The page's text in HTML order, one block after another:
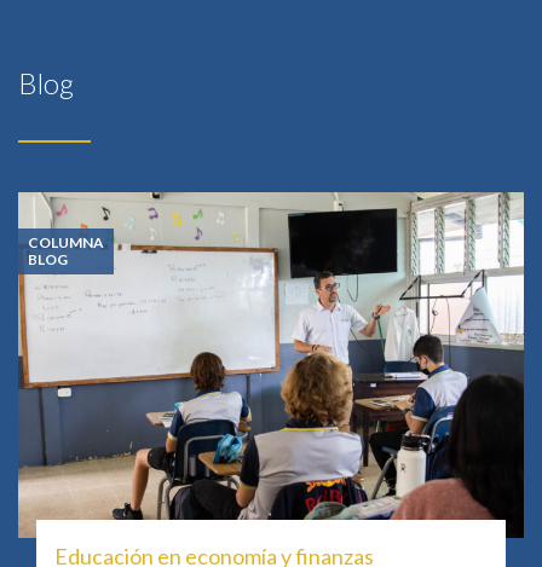
Blog
COLUMNA
BLOG
Educación en economía y finanzas